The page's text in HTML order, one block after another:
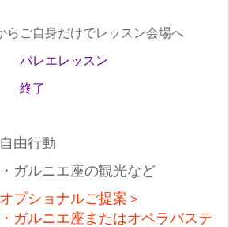
らご自身だけでレッスン会場へ
バレエレッスン
終了
由行動
ガルニエ座の観光など
プショナルご提案＞
ガルニエ座またはオペラバステ